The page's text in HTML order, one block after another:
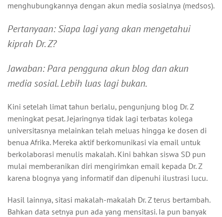
menghubungkannya dengan akun media sosialnya (medsos).
Pertanyaan: Siapa lagi yang akan mengetahui
kiprah Dr. Z?
Jawaban: Para pengguna akun blog dan akun
media sosial. Lebih luas lagi bukan.
Kini setelah limat tahun berlalu, pengunjung blog Dr. Z
meningkat pesat. Jejaringnya tidak lagi terbatas kolega
universitasnya melainkan telah meluas hingga ke dosen di
benua Afrika. Mereka aktif berkomunikasi via email untuk
berkolaborasi menulis makalah. Kini bahkan siswa SD pun
mulai memberanikan diri mengirimkan email kepada Dr. Z
karena blognya yang informatif dan dipenuhi ilustrasi lucu.
Hasil lainnya, sitasi makalah-makalah Dr. Z terus bertambah.
Bahkan data setnya pun ada yang mensitasi. Ia pun banyak